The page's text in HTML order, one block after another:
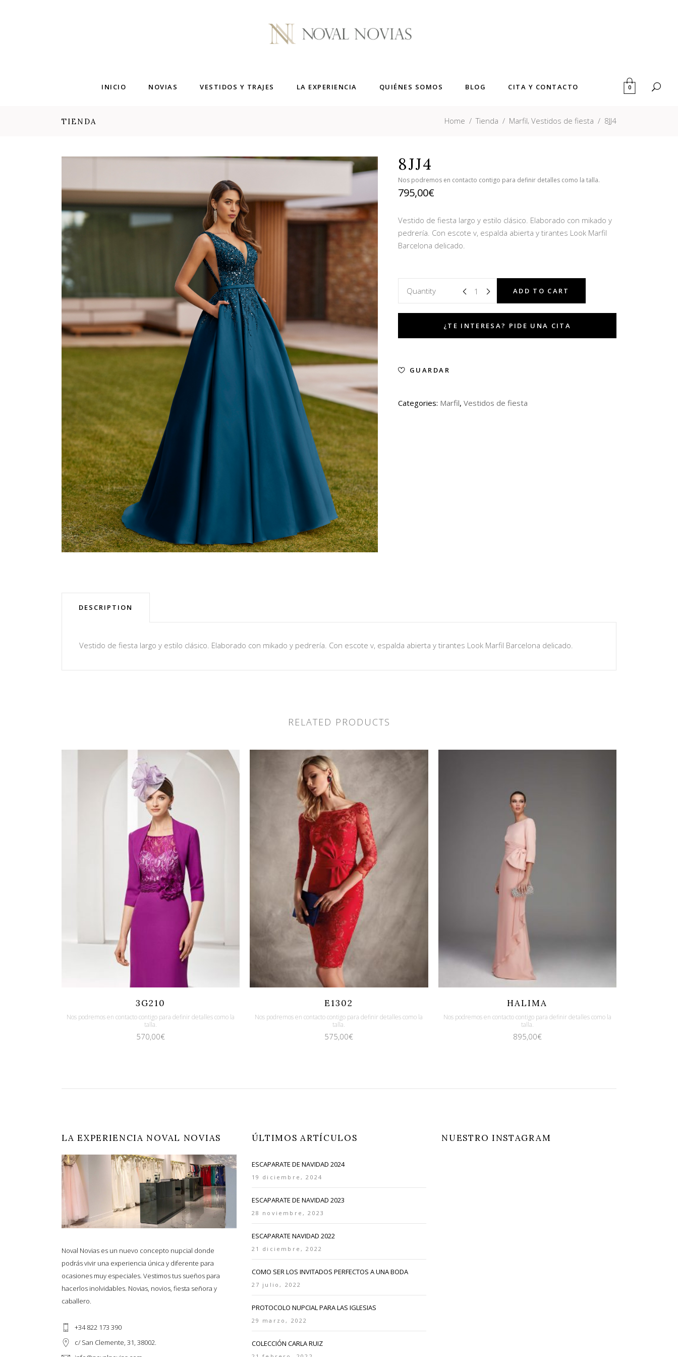
INICIO NOVIAS VESTIDOS Y TRAJES LA EXPERIENCIA QUIÉNES SOMOS BLOG CITA Y CONTACTO 0
TIENDA Home /Tienda / Marfil, Vestidos de fiesta / 8JJ4
8JJ4
Nos podremos en contacto contigo para definir detalles como la talla.
795,00€
Vestido de fiesta largo y estilo clásico. Elaborado con mikado y
pedrería. Con escote v, espalda abierta y tirantes Look Marfil
Barcelona delicado.
Quantity ADD TO CART
GUARDAR
Categories: Marfil, Vestidos de fiesta
DESCRIPTION
Vestido de fiesta largo y estilo clásico. Elaborado con mikado y pedrería. Con escote v, espalda abierta y tirantes Look Marfil Barcelona delicado.
RELATED PRODUCTS
3G210
Nos podremos en contacto contigo para definir detalles como la
talla.
570,00€
E1302
Nos podremos en contacto contigo para definir detalles como la
talla.
575,00€
HALIMA
Nos podremos en contacto contigo para definir detalles como la
talla.
895,00€
LA EXPERIENCIA NOVAL NOVIAS
Noval Novias es un nuevo concepto nupcial donde
podrás vivir una experiencia única y diferente para
ocasiones muy especiales. Vestimos tus sueños para
hacerlos inolvidables. Novias, novios, fiesta señora y
caballero.
+34 822 173 390
c/ San Clemente, 31, 38002.
ÚLTIMOS ARTÍCULOS
ESCAPARATE DE NAVIDAD 2024
19 diciembre, 2024
ESCAPARATE DE NAVIDAD 2023
28 noviembre, 2023
ESCAPARATE NAVIDAD 2022
21 diciembre, 2022
COMO SER LOS INVITADOS PERFECTOS A UNA BODA
27 julio, 2022
PROTOCOLO NUPCIAL PARA LAS IGLESIAS
29 marzo, 2022
COLECCIÓN CARLA RUIZ
NUESTRO INSTAGRAM